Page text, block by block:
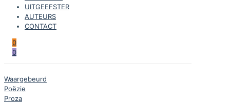
UITGEEFSTER
AUTEURS
CONTACT
0
0
Waargebeurd
Poëzie
Proza